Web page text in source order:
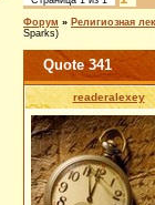
Форум » Религиозная
Sparks)
Quote 341
readeralexey